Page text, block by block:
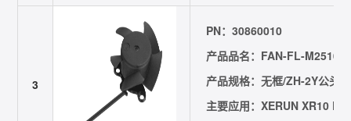
3
PN：30860010
产品品名：FAN-FL-M2510-
产品规格：无框/ZH-2Y公头/
主要应用：XERUN XR10